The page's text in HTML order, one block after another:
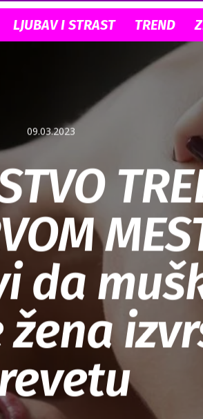
LJUBAV I STRAST TREND
09.03.2023
da